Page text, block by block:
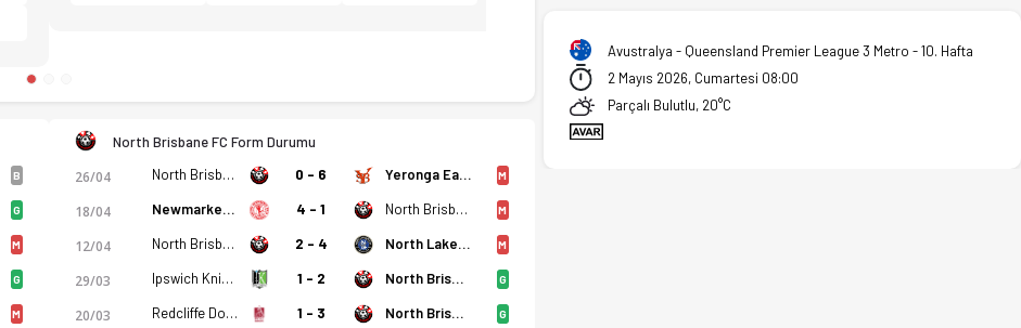
B
G
M
G
M
North Brisbane FC Form Durumu
26/04 North Brisbane FC 0 - 6 Yeronga Eagles FC M
18/04 Newmarket SFC 4 - 1 North Brisbane FC M
12/04 North Brisbane FC 2 - 4 North Lakes United M
29/03 Ipswich Knights 1 - 2 North Brisbane FC G
20/03 Redcliffe Dolphins 1 - 3 North Brisbane FC G
Avustralya - Queensland Premier League 3 Metro - 10. Hafta
2 Mayıs 2026, Cumartesi 08:00
Parçalı Bulutlu, 20°C